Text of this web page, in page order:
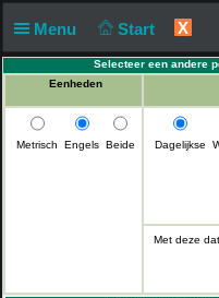
Menu Start X
Selecteer een andere
Eenheden
Metrisch Engels Beide Dagelijkse
Met deze